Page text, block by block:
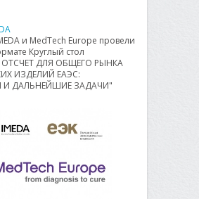
и MedTech Europe провели
Круглый стол
ДЛЯ ОБЩЕГО РЫНКА
ИЗДЕЛИЙ ЕАЭС:
И ДАЛЬНЕЙШИЕ ЗАДАЧИ"